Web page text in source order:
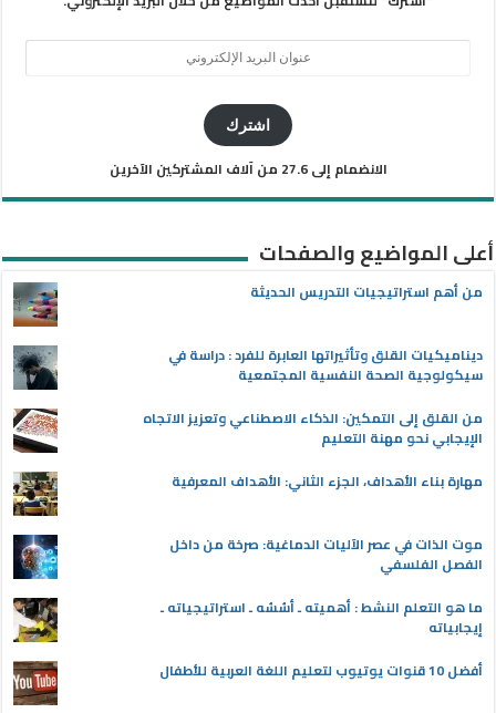
اشترك
الانضمام إلى 27.6 من آلاف المشتركين الآخرين
أعلى المواضيع والصفحات
من أهم استراتيجيات التدريس الحديثة
ديناميكيات القلق وتأثيراتها العابرة للفرد : دراسة في
سيكولوجية الصحة النفسية المجتمعية
من القلق إلى التمكين: الذكاء الاصطناعي وتعزيز الاتجاه
الإيجابي نحو مهنة التعليم
مهارة بناء الأهداف، الجزء الثاني: الأهداف المعرفية
موت الذات في عصر الآليات الدماغية: صرخة من داخل
الفصل الفلسفي
ما هو التعلم النشط : أهميته ـ أسُسُه ـ استراتيجياته ـ
إيجابياته
أفضل 10 قنوات يوتيوب لتعليم اللغة العربية للأطفال